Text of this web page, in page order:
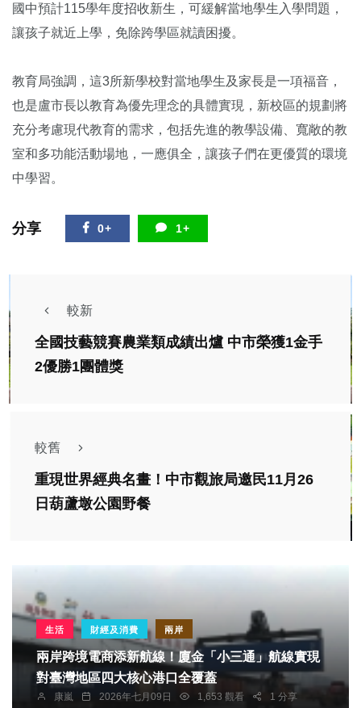
國中預計115學年度招收新生，可緩解當地學生入學問題，
讓孩子就近上學，免除跨學區就讀困擾。
教育局強調，這3所新學校對當地學生及家長是一項福音，
也是盧市長以教育為優先理念的具體實現，新校區的規劃將
充分考慮現代教育的需求，包括先進的教學設備、寬敞的教
室和多功能活動場地，一應俱全，讓孩子們在更優質的環境
中學習。
分享 0+ 1+
較新
全國技藝競賽農業類成績出爐 中市榮獲1金手
2優勝1團體獎
較舊
重現世界經典名畫！中市觀旅局邀民11月26
日葫蘆墩公園野餐
生活 財經及消費 兩岸
兩岸跨境電商添新航線！廈金「小三通」航線實現
對臺灣地區四大核心港口全覆蓋
康嵐 2026年七月09日 1,653 觀看 1 分享